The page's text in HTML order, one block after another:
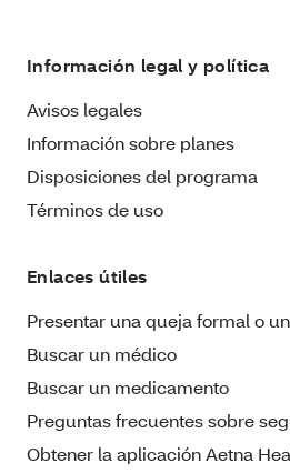
Información legal y política
Avisos legales
Información sobre planes
Disposiciones del programa
Términos de uso
Enlaces útiles
Presentar una queja formal o
Buscar un médico
Buscar un medicamento
Preguntas frecuentes sobre
Obtener la aplicación Aetna